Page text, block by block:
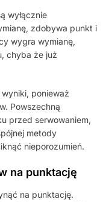
wyłącznie
zdobywa punkt i
wygra wymianę,
chyba że już
ponieważ
Powszechną
przed serwowaniem,
metody
nieporozumień.
na punktację
na punktację.